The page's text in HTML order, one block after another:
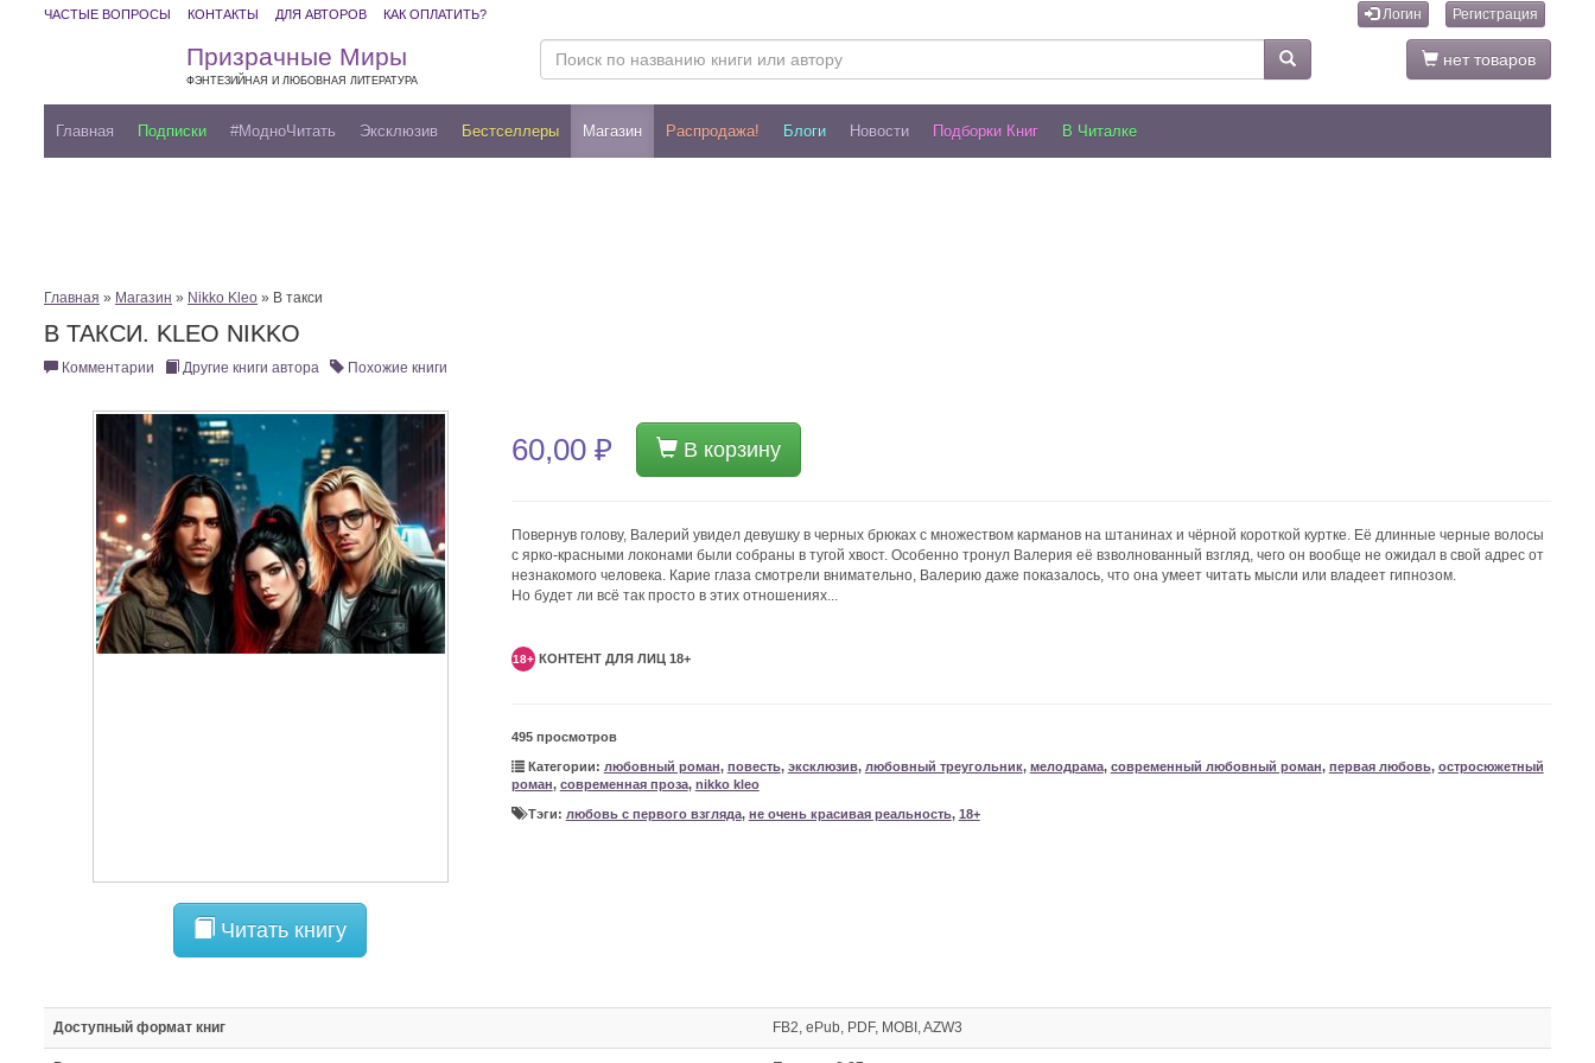
ЧАСТЫЕ ВОПРОСЫ КОНТАКТЫ ДЛЯ АВТОРОВ КАК ОПЛАТИТЬ? Логин Регистрация
Призрачные Миры
ФЭНТЕЗИЙНАЯ И ЛЮБОВНАЯ ЛИТЕРАТУРА
нет товаров
Главная Подписки #МодноЧитать Эксклюзив Бестселлеры Магазин Распродажа! Блоги Новости Подборки Книг В Читалке
Главная » Магазин » Nikko Kleo » В такси
В ТАКСИ. KLEO NIKKO
Комментарии Другие книги автора Похожие книги
Читать книгу
60,00 ₽ В корзину
Повернув голову, Валерий увидел девушку в черных брюках с множеством карманов на штанинах и чёрной короткой куртке. Её длинные черные волосы
с ярко-красными локонами были собраны в тугой хвост. Особенно тронул Валерия её взволнованный взгляд, чего он вообще не ожидал в свой адрес от
незнакомого человека. Карие глаза смотрели внимательно, Валерию даже показалось, что она умеет читать мысли или владеет гипнозом.
Но будет ли всё так просто в этих отношениях...
18+КОНТЕНТ ДЛЯ ЛИЦ 18+
495 просмотров
Категории: любовный роман, повесть, эксклюзив, любовный треугольник, мелодрама, современный любовный роман, первая любовь, остросюжетный
роман, современная проза, nikko kleo
Тэги: любовь с первого взгляда, не очень красивая реальность, 18+
Доступный формат книг FB2, ePub, PDF, MOBI, AZW3